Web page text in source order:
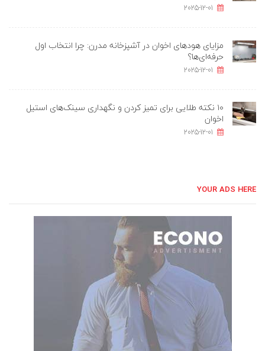
2025-12-01
مزایای هودهای اخوان در آشپزخانه مدرن: چرا انتخاب اول
حرفه‌ای‌ها؟
2025-12-01
۱۰ نکته طلایی برای تمیز کردن و نگهداری سینک‌های استیل
اخوان
2025-12-01
YOUR ADS HERE